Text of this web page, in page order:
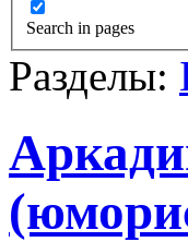
Search in pages
Разделы: